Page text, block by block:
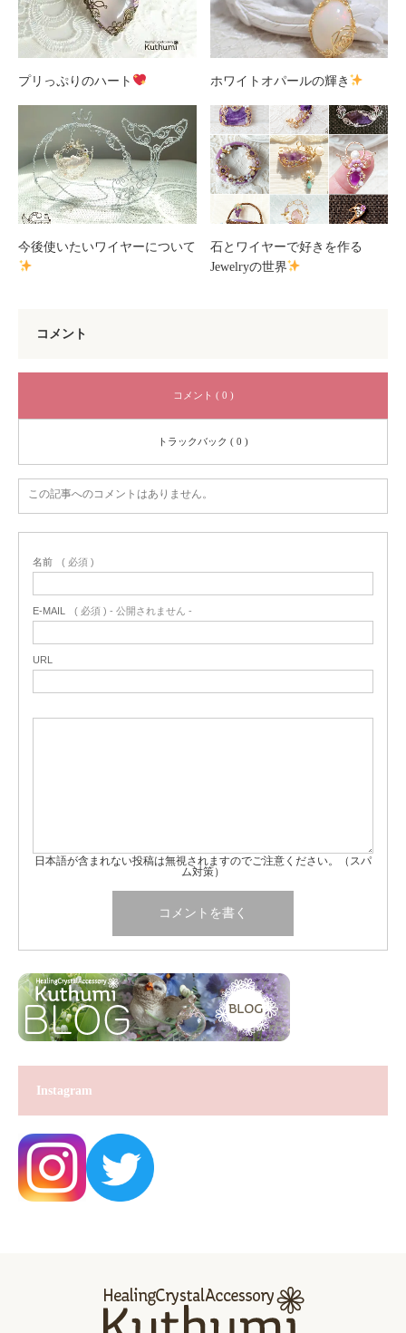
プリっぷりのハート ホワイトオパールの輝き
今後使いたいワイヤーについて
石とワイヤーで好きを作る
Jewelryの世界
コメント
コメント ( 0 )
トラックバック ( 0 )
この記事へのコメントはありません。
名前 ( 必須 )
E-MAIL ( 必須 ) - 公開されません -
URL
日本語が含まれない投稿は無視されますのでご注意ください。（スパ
ム対策）
Instagram